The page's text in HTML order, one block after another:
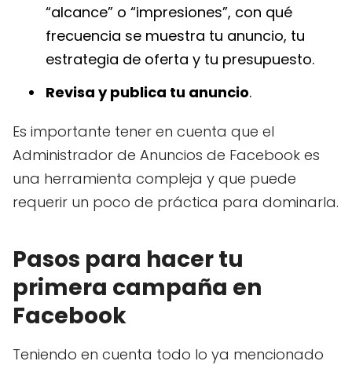
“alcance” o “impresiones”, con qué
frecuencia se muestra tu anuncio, tu
estrategia de oferta y tu presupuesto.
Revisa y publica tu anuncio.
Es importante tener en cuenta que el
Administrador de Anuncios de Facebook es
una herramienta compleja y que puede
requerir un poco de práctica para dominarla.
Pasos para hacer tu
primera campaña en
Facebook
Teniendo en cuenta todo lo ya mencionado